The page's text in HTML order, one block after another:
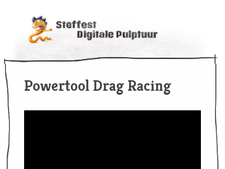
Powertool Drag Racing